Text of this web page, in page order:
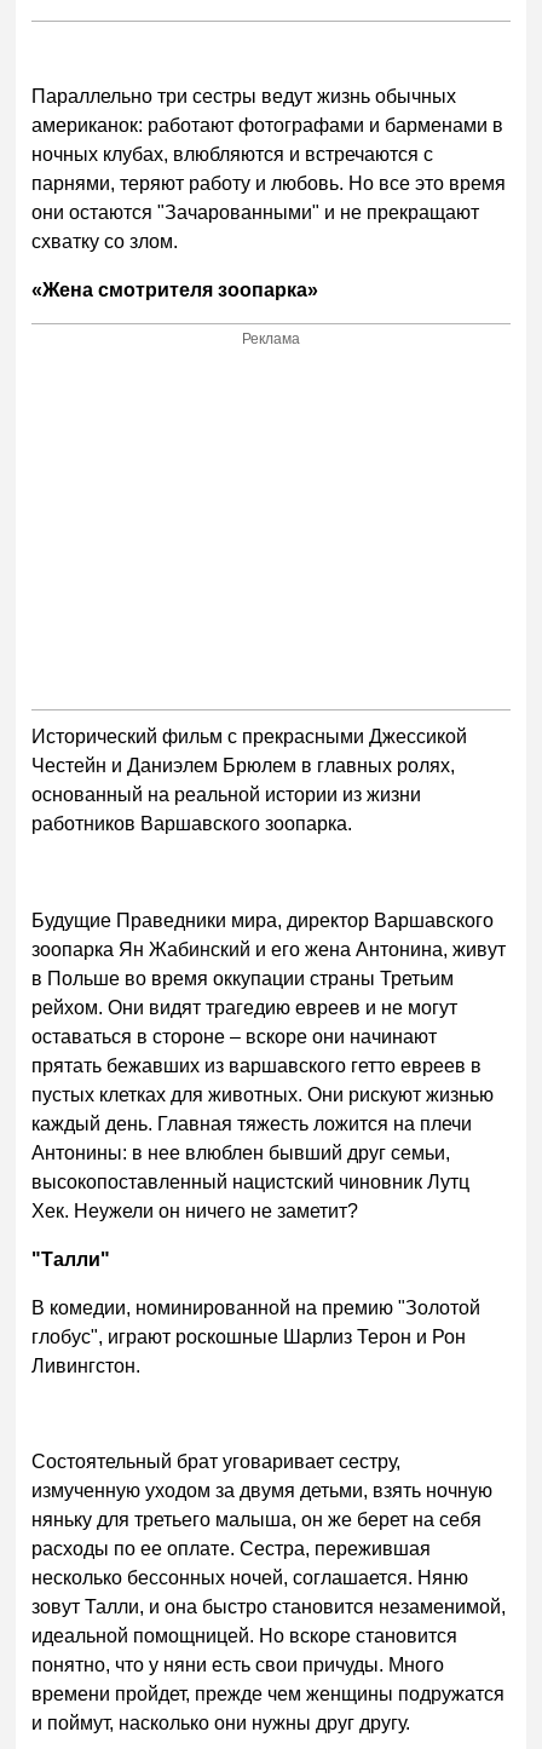
Параллельно три сестры ведут жизнь обычных
американок: работают фотографами и барменами в
ночных клубах, влюбляются и встречаются с
парнями, теряют работу и любовь. Но все это время
они остаются "Зачарованными" и не прекращают
схватку со злом.
«Жена смотрителя зоопарка»
Реклама
Исторический фильм с прекрасными Джессикой
Честейн и Даниэлем Брюлем в главных ролях,
основанный на реальной истории из жизни
работников Варшавского зоопарка.
Будущие Праведники мира, директор Варшавского
зоопарка Ян Жабинский и его жена Антонина, живут
в Польше во время оккупации страны Третьим
рейхом. Они видят трагедию евреев и не могут
оставаться в стороне – вскоре они начинают
прятать бежавших из варшавского гетто евреев в
пустых клетках для животных. Они рискуют жизнью
каждый день. Главная тяжесть ложится на плечи
Антонины: в нее влюблен бывший друг семьи,
высокопоставленный нацистский чиновник Лутц
Хек. Неужели он ничего не заметит?
"Талли"
В комедии, номинированной на премию "Золотой
глобус", играют роскошные Шарлиз Терон и Рон
Ливингстон.
Состоятельный брат уговаривает сестру,
измученную уходом за двумя детьми, взять ночную
няньку для третьего малыша, он же берет на себя
расходы по ее оплате. Сестра, пережившая
несколько бессонных ночей, соглашается. Няню
зовут Талли, и она быстро становится незаменимой,
идеальной помощницей. Но вскоре становится
понятно, что у няни есть свои причуды. Много
времени пройдет, прежде чем женщины подружатся
и поймут, насколько они нужны друг другу.